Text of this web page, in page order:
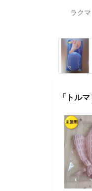
ラクマ
「トル